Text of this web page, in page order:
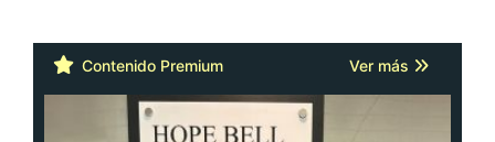
Contenido Premium Ver más